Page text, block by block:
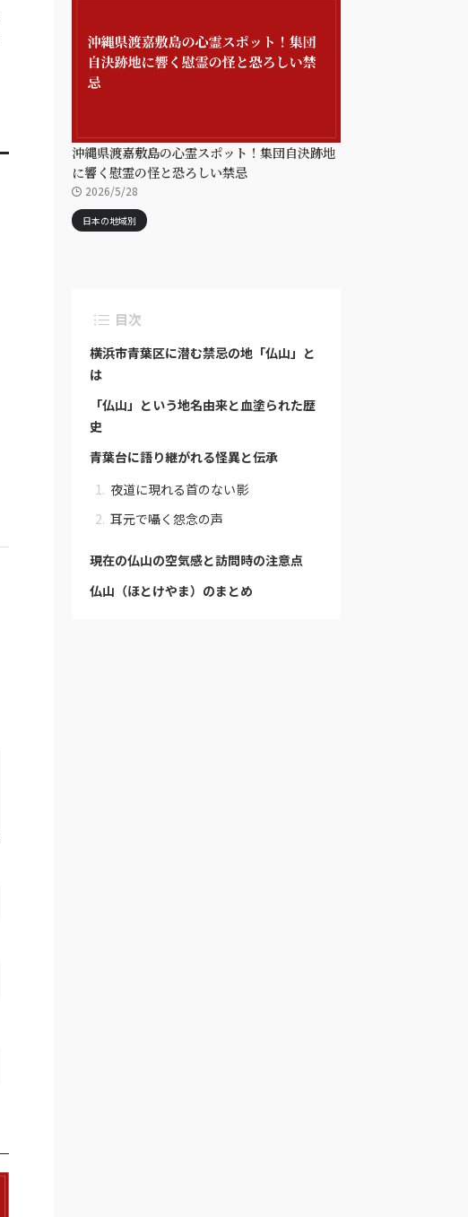
沖縄県渡嘉敷島の心霊スポット！集団自決跡地
に響く慰霊の怪と恐ろしい禁忌
2026/5/28
日本の地域別
目次
横浜市青葉区に潜む禁忌の地「仏山」と
は
「仏山」という地名由来と血塗られた歴
史
青葉台に語り継がれる怪異と伝承
夜道に現れる首のない影
耳元で囁く怨念の声
現在の仏山の空気感と訪問時の注意点
仏山（ほとけやま）のまとめ